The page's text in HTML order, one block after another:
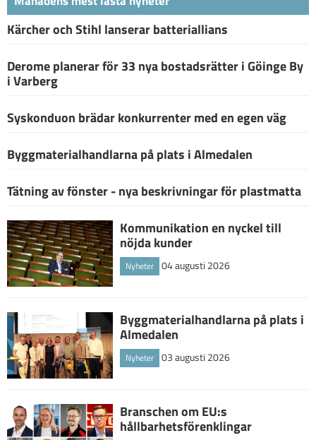
Kärcher och Stihl lanserar batteriallians
Derome planerar för 33 nya bostadsrätter i Göinge By
i Varberg
Syskonduon brädar konkurrenter med en egen väg
Byggmaterialhandlarna på plats i Almedalen
Tätning av fönster - nya beskrivningar för plastmatta
Kommunikation en nyckel till
nöjda kunder
Nyheter 04 augusti 2026
Byggmaterialhandlarna på plats i
Almedalen
Nyheter 03 augusti 2026
Branschen om EU:s
hållbarhetsförenklingar